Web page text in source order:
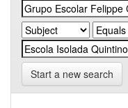
Start a new search